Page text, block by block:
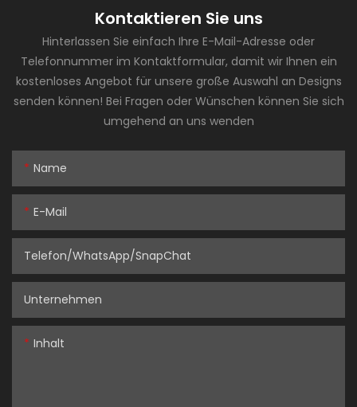
Kontaktieren Sie uns
Hinterlassen Sie einfach Ihre E-Mail-Adresse oder
Telefonnummer im Kontaktformular, damit wir Ihnen ein
kostenloses Angebot für unsere große Auswahl an Designs
senden können! Bei Fragen oder Wünschen können Sie sich
umgehend an uns wenden
Name
E-Mail
Telefon/WhatsApp/SnapChat
Unternehmen
Inhalt